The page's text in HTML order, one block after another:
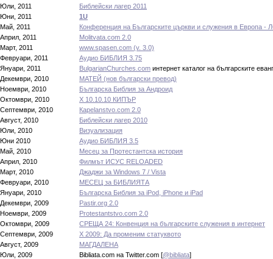
Юли, 2011
Библейски лагер 2011
Юни, 2011
1U
Май, 2011
Конференция на Българските църкви и служения в Европа
Април, 2011
Molitvata.com 2.0
Март, 2011
www.spasen.com (v. 3.0)
Февруари, 2011
Аудио БИБЛИЯ 3.75
Януари, 2011
BulgarianChurches.com интернет каталог на българските
Декември, 2010
МАТЕЙ (нов български превод)
Ноември, 2010
Българска Библия за Андроид
Октомври, 2010
Х 10.10.10 КИПЪР
Септември, 2010
Кapelanstvo.com 2.0
Август, 2010
Библейски лагер 2010
Юли, 2010
Визуализация
Юни 2010
Аудио БИБЛИЯ 3.5
Май, 2010
Месец за Протестантска история
Април, 2010
Филмът ИСУС RELOADED
Март, 2010
Джаджи за Windows 7 / Vista
Февруари, 2010
МЕСЕЦ за БИБЛИЯТА
Януари, 2010
Българска Библия за iPod, iPhone и iPad
Декември, 2009
Pastir.org 2.0
Ноември, 2009
Protestantstvo.com 2.0
Октомври, 2009
СРЕЩА 24: Конвенция на българските служения в интернет
Септември, 2009
X 2009: Да променим статуквото
Август, 2009
МАГДАЛЕНА
Юли, 2009
Bibliata.com на Twitter.com [@bibliata]